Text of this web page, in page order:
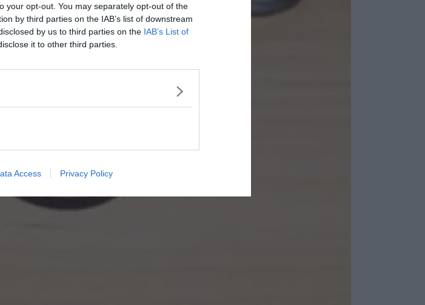
your opt-out. You may separately opt-out of the
by third parties on the IAB’s list of downstream
by us to third parties on the IAB’s List of
it to other third parties.
Access Privacy Policy